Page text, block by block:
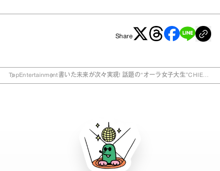
Share
TopEntertainment書いた未来が次々実現! 話題の“オーラ女子大生”CHIEの